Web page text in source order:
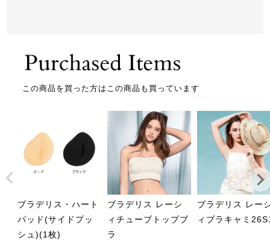
この商品を買った方はこの商品も買っています
ブラデリス・ハート
パッド(サイドプッ
シュ)(1枚)
ブラデリス レーシ
ィチューブトップブ
ラ
ブラデリス レー
ィブラキャミ